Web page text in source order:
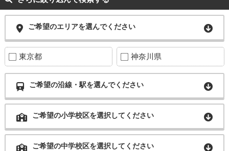
ご希望のエリアを選んでください
東京都 神奈川県
ご希望の沿線・駅を選んでください
ご希望の小学校区を選択してください
ご希望の中学校区を選択してください